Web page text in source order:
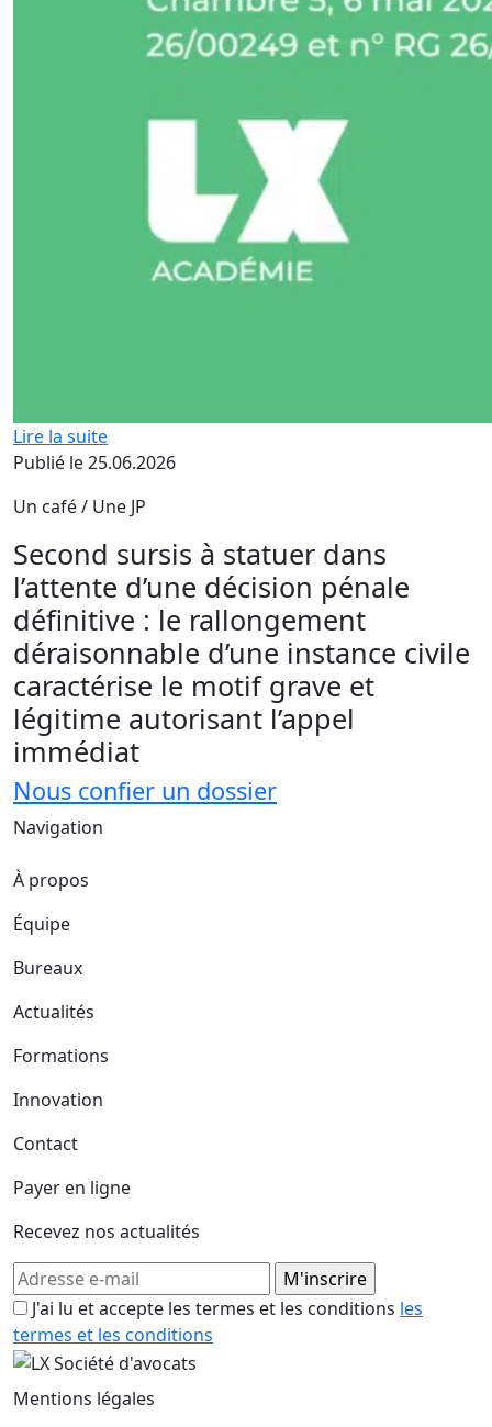
Lire la suite
Publié le 25.06.2026
Un café / Une JP
Second sursis à statuer dans
l’attente d’une décision pénale
définitive : le rallongement
déraisonnable d’une instance civile
caractérise le motif grave et
légitime autorisant l’appel
immédiat
Nous confier un dossier
Navigation
À propos
Équipe
Bureaux
Actualités
Formations
Innovation
Contact
Payer en ligne
Recevez nos actualités
J'ai lu et accepte les termes et les conditions les
termes et les conditions
Mentions légales